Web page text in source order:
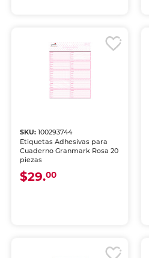
SKU:100293744
Etiquetas Adhesivas para
Cuaderno Granmark Rosa 20
piezas
$29.00